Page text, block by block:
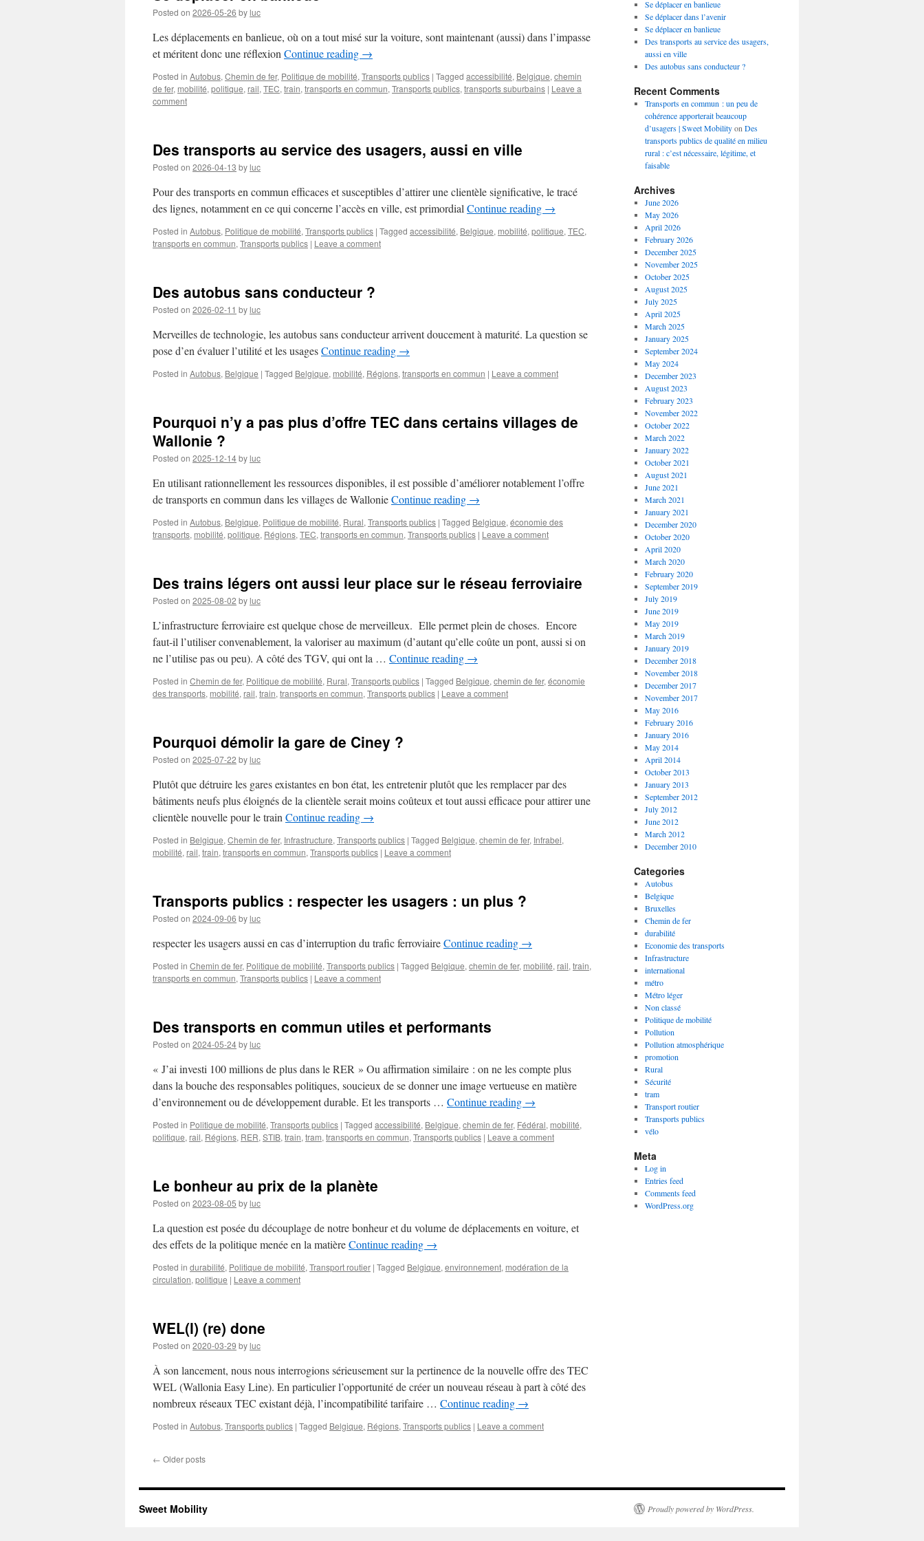
Posted on 2026-05-26 byluc
Les déplacements en banlieue, où on a tout misé sur la voiture, sont maintenant (aussi) dans l’impasse
et méritent donc une réflexion Continue reading →
Posted in Autobus, Chemin de fer, Politique de mobilité, Transports publics | Tagged accessibilité, Belgique, chemin
de fer, mobilité, politique, rail, TEC, train, transports en commun, Transports publics, transports suburbains | Leave a
comment
Des transports au service des usagers, aussi en ville
Posted on 2026-04-13 byluc
Pour des transports en commun efficaces et susceptibles d’attirer une clientèle significative, le tracé
des lignes, notamment en ce qui concerne l’accès en ville, est primordial Continue reading →
Posted in Autobus, Politique de mobilité, Transports publics | Tagged accessibilité, Belgique, mobilité, politique, TEC,
transports en commun, Transports publics | Leave a comment
Des autobus sans conducteur ?
Posted on 2026-02-11 byluc
Merveilles de technologie, les autobus sans conducteur arrivent doucement à maturité. La question se
pose d’en évaluer l’utilité et les usagesContinue reading →
Posted in Autobus, Belgique | Tagged Belgique, mobilité, Régions, transports en commun | Leave a comment
Pourquoi n’y a pas plus d’offre TEC dans certains villages de
Wallonie ?
Posted on 2025-12-14byluc
En utilisant rationnellement les ressources disponibles, il est possible d’améliorer notablement l’offre
de transports en commun dans les villages de WallonieContinue reading →
Posted in Autobus, Belgique, Politique de mobilité, Rural, Transports publics | Tagged Belgique, économie des
transports, mobilité, politique, Régions, TEC, transports en commun, Transports publics | Leave a comment
Des trains légers ont aussi leur place sur le réseau ferroviaire
Posted on 2025-08-02 byluc
L’infrastructure ferroviaire est quelque chose de merveilleux. Elle permet plein de choses. Encore
faut-il l’utiliser convenablement, la valoriser au maximum (d’autant qu’elle coûte un pont, aussi si on
ne l’utilise pas ou peu). A côté des TGV, qui ont la … Continue reading →
Posted in Chemin de fer, Politique de mobilité, Rural, Transports publics | Tagged Belgique, chemin de fer, économie
des transports, mobilité, rail, train, transports en commun, Transports publics | Leave a comment
Pourquoi démolir la gare de Ciney ?
Posted on 2025-07-22 byluc
Plutôt que détruire les gares existantes en bon état, les entretenir plutôt que les remplacer par des
bâtiments neufs plus éloignés de la clientèle serait moins coûteux et tout aussi efficace pour attirer une
clientèle nouvelle pour le train Continue reading →
Posted in Belgique, Chemin de fer, Infrastructure, Transports publics | Tagged Belgique, chemin de fer, Infrabel,
mobilité, rail, train, transports en commun, Transports publics | Leave a comment
Transports publics : respecter les usagers : un plus ?
Posted on 2024-09-06 byluc
respecter les usagers aussi en cas d’interruption du trafic ferroviaireContinue reading →
Posted in Chemin de fer, Politique de mobilité, Transports publics | Tagged Belgique, chemin de fer, mobilité, rail, train,
transports en commun, Transports publics | Leave a comment
Des transports en commun utiles et performants
Posted on 2024-05-24byluc
« J’ai investi 100 millions de plus dans le RER » Ou affirmation similaire : on ne les compte plus
dans la bouche des responsables politiques, soucieux de se donner une image vertueuse en matière
d’environnement ou de développement durable. Et les transports … Continue reading →
Posted in Politique de mobilité, Transports publics | Tagged accessibilité, Belgique, chemin de fer, Fédéral, mobilité,
politique, rail, Régions, RER, STIB, train, tram, transports en commun, Transports publics | Leave a comment
Le bonheur au prix de la planète
Posted on 2023-08-05 byluc
La question est posée du découplage de notre bonheur et du volume de déplacements en voiture, et
des effets de la politique menée en la matièreContinue reading →
Posted in durabilité, Politique de mobilité, Transport routier | Tagged Belgique, environnement, modération de la
circulation, politique | Leave a comment
WEL(l) (re) done
Posted on 2020-03-29 byluc
À son lancement, nous nous interrogions sérieusement sur la pertinence de la nouvelle offre des TEC
WEL (Wallonia Easy Line). En particulier l’opportunité de créer un nouveau réseau à part à côté des
nombreux réseaux TEC existant déjà, l’incompatibilité tarifaire … Continue reading →
Posted in Autobus, Transports publics | Tagged Belgique, Régions, Transports publics | Leave a comment
← Older posts
Se déplacer en banlieue
Se déplacer dans l’avenir
Se déplacer en banlieue
Des transports au service des usagers,
aussi en ville
Des autobus sans conducteur ?
Recent Comments
Transports en commun : un peu de
cohérence apporterait beaucoup
d’usagers | Sweet Mobilityon Des
transports publics de qualité en milieu
rural : c’est nécessaire, légitime, et
faisable
Archives
June 2026
May 2026
April 2026
February 2026
December 2025
November 2025
October 2025
August 2025
July 2025
April 2025
March 2025
January 2025
September 2024
May 2024
December 2023
August 2023
February 2023
November 2022
October 2022
March 2022
January 2022
October 2021
August 2021
June 2021
March 2021
January 2021
December 2020
October 2020
April 2020
March 2020
February 2020
September 2019
July 2019
June 2019
May 2019
March 2019
January 2019
December 2018
November 2018
December 2017
November 2017
May 2016
February 2016
January 2016
May 2014
April 2014
October 2013
January 2013
September 2012
July 2012
June 2012
March 2012
December 2010
Categories
Autobus
Belgique
Bruxelles
Chemin de fer
durabilité
Economie des transports
Infrastructure
international
métro
Métro léger
Non classé
Politique de mobilité
Pollution
Pollution atmosphérique
promotion
Rural
Sécurité
tram
Transport routier
Transports publics
vélo
Meta
Log in
Entries feed
Comments feed
WordPress.org
Sweet Mobility Proudly powered by WordPress.